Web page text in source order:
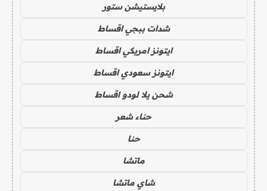
بلايستيشن ستور
شدات ببجي اقساط
ايتونز امريكي اقساط
ايتونز سعودي اقساط
شحن يلا لودو اقساط
حناء شعر
حنا
ماتشا
شاي ماتشا